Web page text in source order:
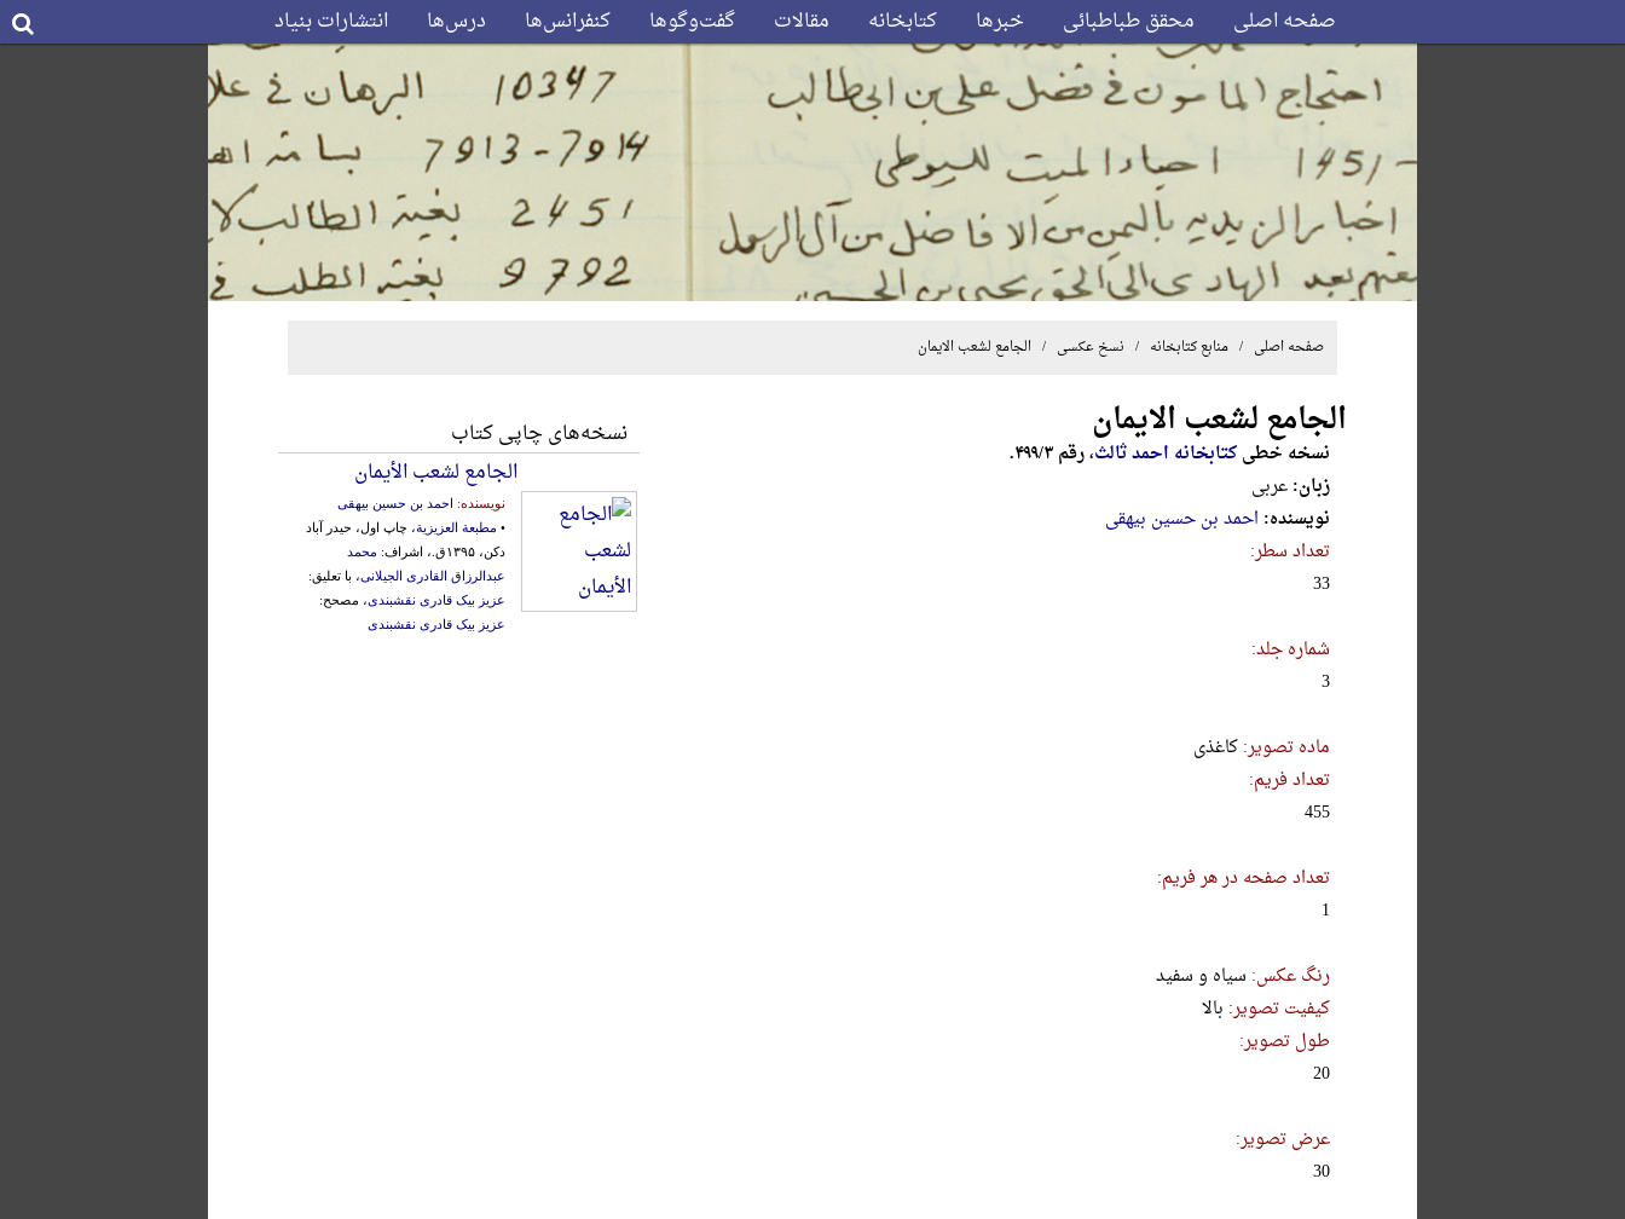
صفحه اصلی محقق طباطبائی خبرها کتابخانه مقالات گفت‌وگوها کنفرانس‌ها درس‌ها انتشارات بنیاد
صفحه اصلی / منابع کتابخانه / نسخ عکسی / الجامع لشعب الایمان
الجامع لشعب الایمان
نسخه خطیکتابخانه احمد ثالث، رقم ۴۹۹/۳.
زبان:عربی
نویسنده: احمد بن حسین بیهقی
تعداد سطر:
33
شماره جلد:
3
ماده تصویر:کاغذی
تعداد فریم:
455
تعداد صفحه در هر فریم:
1
رنگ عکس: سیاه و سفید
کیفیت تصویر: بالا
طول تصویر:
20
عرض تصویر:
30
نسخه‌های چاپی کتاب
الجامع لشعب الأیمان
نویسنده: احمد بن حسین بیهقی
• مطبعة العزیزیة، چاپ اول، حیدر آباد
دکن، ۱۳۹۵ق.، اشراف:
محمد
عبدالرزاق القادری الجیلانی، با تعلیق:
عزیز بیک قادری نقشبندی، مصحح:
عزیز بیک قادری نقشبندی